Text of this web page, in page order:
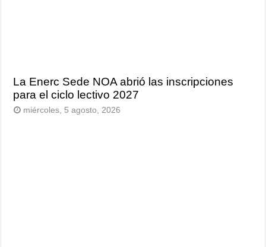
La Enerc Sede NOA abrió las inscripciones
para el ciclo lectivo 2027
miércoles, 5 agosto, 2026